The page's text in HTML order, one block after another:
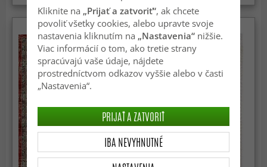
Kliknite na „Prijať a zatvoriť“, ak chcete
povoliť všetky cookies, alebo upravte svoje
nastavenia kliknutím na „Nastavenia“nižšie.
Viac informácií o tom, ako tretie strany
spracúvajú vaše údaje, nájdete
prostredníctvom odkazov vyššie alebo v časti
„Nastavenia“.
IBA NEVYHNUTNÉ
PRIJAŤ A ZATVORIŤ